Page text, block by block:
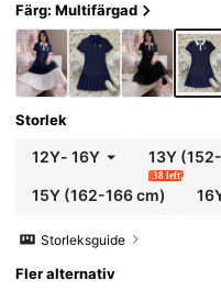
Färg: Multifärgad
Storlek
12Y- 16Y 13Y
15Y(162-166 cm)
38 left
Storleksguide
Fler alternativ